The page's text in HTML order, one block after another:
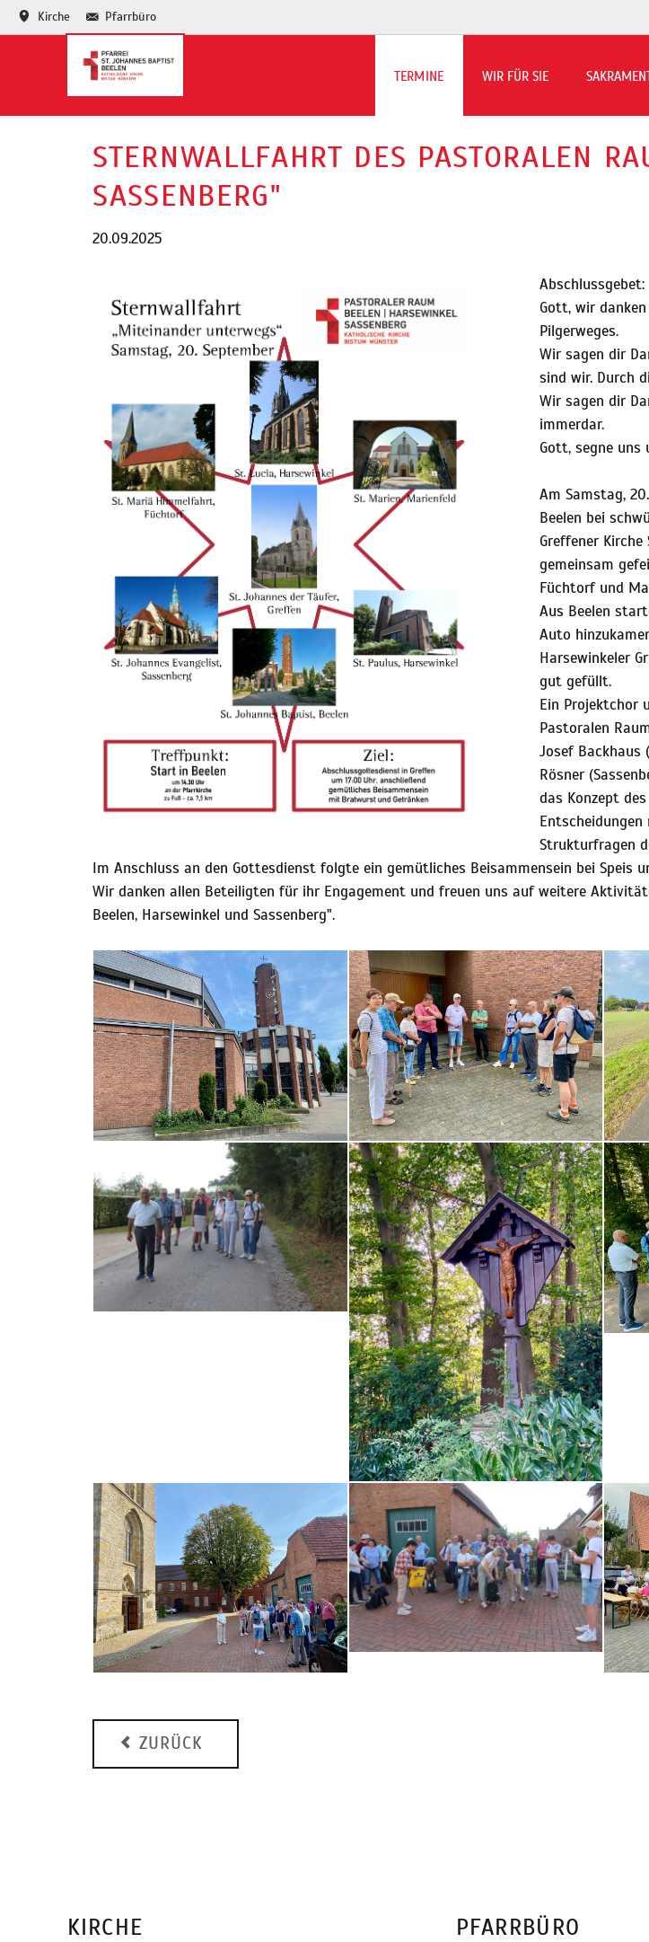
Kirche Pfarrbüro
TERMINE
Jans to Beilen berichtet
WIR FÜR SIE
STERNWALLFAHRT DES PASTORALEN
SASSENBERG"
20.09.2025
Abschlussgebet:
Gott, wir
Pilgerweges.
Wir sagen dir
sind wir. Durch
Wir sagen dir
immerdar.
Gott, segne uns
Am Samstag,
Beelen bei
Greffener
gemeinsam
Füchtorf und
Aus Beelen
Auto
Harsewinkeler
gut gefüllt.
Ein Projektchor
Pastoralen
Josef Backhaus
Rösner
das Konzept
Strukturfragen
Im Anschluss an den Gottesdienst folgte ein gemütliches Beisammensein bei Speis
Wir danken allen Beteiligten für ihr Engagement und freuen uns auf weitere
Beelen, Harsewinkel und Sassenberg".
ZURÜCK
KIRCHE PFARRBÜRO